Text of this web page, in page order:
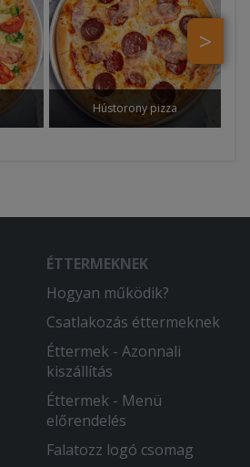
>
Hústorony pizza
ÉTTERMEKNEK
Hogyan működik?
Csatlakozás éttermeknek
Éttermek - Azonnali
kiszállítás
Éttermek - Menü
előrendelés
Falatozz logó csomag